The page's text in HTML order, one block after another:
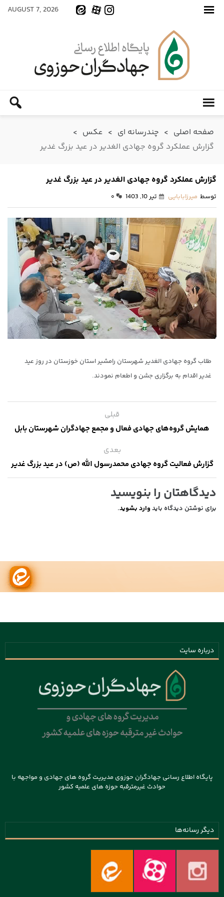
AUGUST 7, 2026
صفحه اصلی > چندرسانه ای > عکس >
گزارش عملکرد گروه جهادی الغدیر در عید بزرگ غدیر
گزارش عملکرد گروه جهادی الغدیر در عید بزرگ غدیر
توسط میرزابابایی تیر 10, 1403 ۰
طلاب گروه جهادی الغدیر شهرستان رامشیر استان خوزستان در روز عید
غدیر اقدام به برگزاری جشن و اطعام نمودند.
قبلی
همایش گروه‌های جهادی فعال و مجمع جهادگران شهرستان بابل
بعدی
گزارش فعالیت گروه جهادی محمدرسول الله (ص) در عید بزرگ غدیر
دیدگاهتان را بنویسید
برای نوشتن دیدگاه باید وارد بشوید.
درباره سایت
پایگاه اطلاع رسانی جهادگران حوزوی مدیریت گروه های جهادی و مواجهه با
حوادث غیرمترقبه حوزه های علمیه کشور
دیگر رسانه‌ها